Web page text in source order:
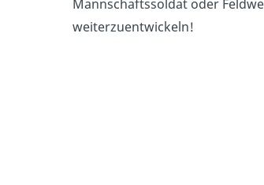
Mannschaftssoldat oder
weiterzuentwickeln!